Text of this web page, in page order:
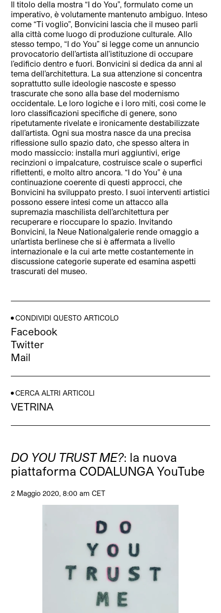
Il titolo della mostra “I do You”, formulato come un
imperativo, è volutamente mantenuto ambiguo. Inteso
come “Ti voglio”, Bonvicini lascia che il museo parli
alla città come luogo di produzione culturale. Allo
stesso tempo, “I do You” si legge come un annuncio
provocatorio dell’artista all’istituzione di occupare
l’edificio dentro e fuori. Bonvicini si dedica da anni al
tema dell’architettura. La sua attenzione si concentra
soprattutto sulle ideologie nascoste e spesso
trascurate che sono alla base del modernismo
occidentale. Le loro logiche e i loro miti, così come le
loro classificazioni specifiche di genere, sono
ripetutamente rivelate e ironicamente destabilizzate
dall’artista. Ogni sua mostra nasce da una precisa
riflessione sullo spazio dato, che spesso altera in
modo massiccio: installa muri aggiuntivi, erige
recinzioni o impalcature, costruisce scale o superfici
riflettenti, e molto altro ancora. “I do You” è una
continuazione coerente di questi approcci, che
Bonvicini ha sviluppato presto. I suoi interventi artistici
possono essere intesi come un attacco alla
supremazia maschilista dell’architettura per
recuperare e rioccupare lo spazio. Invitando
Bonvicini, la Neue Nationalgalerie rende omaggio a
un’artista berlinese che si è affermata a livello
internazionale e la cui arte mette costantemente in
discussione categorie superate ed esamina aspetti
trascurati del museo.
CONDIVIDI QUESTO ARTICOLO
Facebook
Twitter
Mail
CERCA ALTRI ARTICOLI
VETRINA
DO YOU TRUST ME?: la nuova
piattaforma CODALUNGA YouTube
2 Maggio 2020, 8:00 am CET